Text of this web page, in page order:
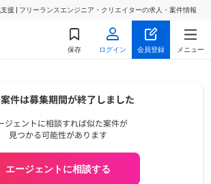
援 | フリーランスエンジニア・クリエイターの求人・案件情報
保存 ログイン 会員登録 メニュー
エージェントに相談する